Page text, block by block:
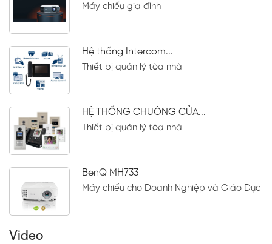
Máy chiếu gia đình
Hệ thống Intercom...
Thiết bị quản lý tòa nhà
HỆ THỐNG CHUÔNG CỬA...
Thiết bị quản lý tòa nhà
BenQ MH733
Máy chiếu cho Doanh Nghiệp và Giáo Dục
Video